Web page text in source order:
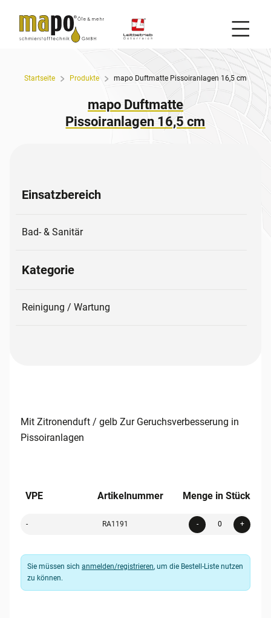
Startseite Produkte mapo Duftmatte Pissoiranlagen 16,5 cm
mapo Duftmatte
Pissoiranlagen 16,5 cm
Einsatzbereich
Bad- & Sanitär
Kategorie
Reinigung / Wartung
Mit Zitronenduft / gelb Zur Geruchsverbesserung in
Pissoiranlagen
VPE Artikelnummer Menge in Stück
- RA1191 - +
Sie müssen sich anmelden/registrieren, um die Bestell-Liste nutzen
zu können.